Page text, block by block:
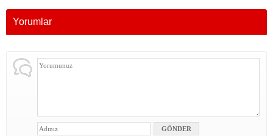
Yorumlar